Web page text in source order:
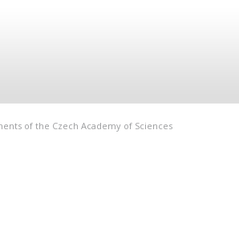
of the Czech Academy of Sciences